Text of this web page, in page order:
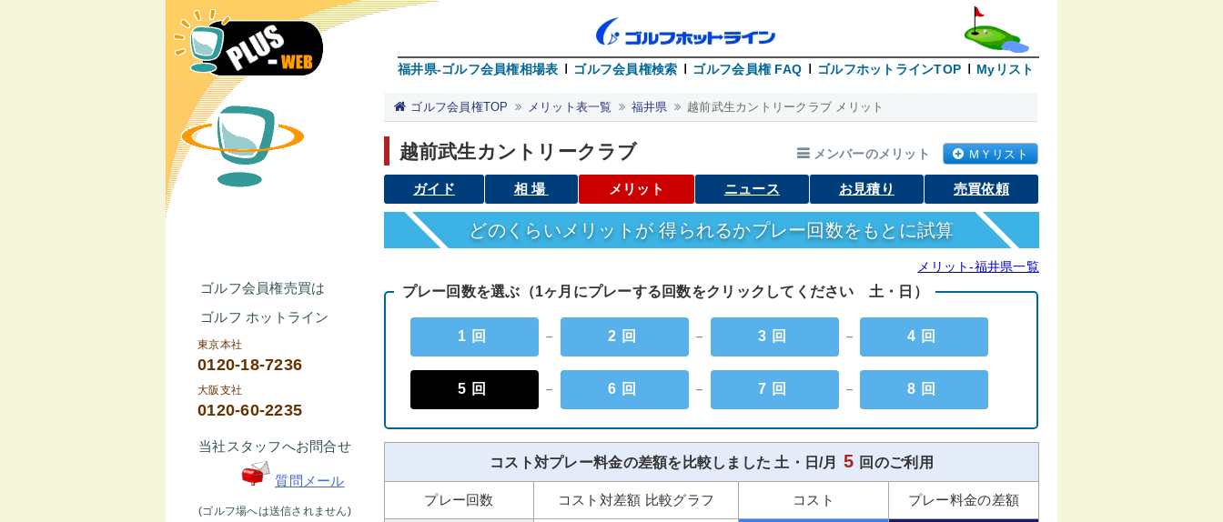
福井県-ゴルフ会員権相場表 ゴルフ会員権検索 ゴルフ会員権 FAQ ゴルフホットラインTOP Myリスト
ゴルフ会員権売買は
ゴルフ ホットライン
東京本社
0120-18-7236
大阪支社
0120-60-2235
当社スタッフへお問合せ
質問メール
(ゴルフ場へは送信されません)
ゴルフ会員権TOP メリット表一覧 福井県 越前武生カントリークラブ メリット
越前武生カントリークラブ メンバーのメリット ＭＹリスト
ガイド 相場 メリット ニュース お見積り 売買依頼
どのくらいメリットが 得られるかプレー回数をもとに試算
メリット-福井県一覧
プレー回数を選ぶ（1ヶ月にプレーする回数をクリックしてください 土・日）
1回 － 2回 － 3回 － 4回
5回 － 6回 － 7回 － 8回
コスト対プレー料金の差額を比較しました 土・日/月 5 回のご利用
プレー回数 コスト対差額 比較グラフ コスト プレー料金の差額